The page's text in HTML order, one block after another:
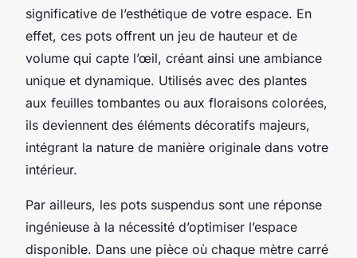
significative de l’esthétique de votre espace. En
effet, ces pots offrent un jeu de hauteur et de
volume qui capte l’œil, créant ainsi une ambiance
unique et dynamique. Utilisés avec des plantes
aux feuilles tombantes ou aux floraisons colorées,
ils deviennent des éléments décoratifs majeurs,
intégrant la nature de manière originale dans votre
intérieur.
Par ailleurs, les pots suspendus sont une réponse
ingénieuse à la nécessité d’optimiser l’espace
disponible. Dans une pièce où chaque mètre carré